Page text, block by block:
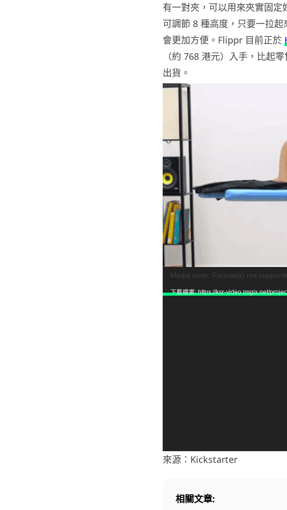
有一對夾，可以用來夾實固
可調節 8 種高度，只要一拉
會更加方便。Flippr 目前正於
（約 768 港元）入手，比起
出貨。
視
訊
Media error: Format(s) not
下載檔案: https://ksr-video.imgix.net/
來源：Kickstarter
相關文章: